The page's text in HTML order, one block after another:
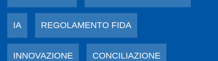
IA REGOLAMENTO FIDA
INNOVAZIONE CONCILIAZIONE